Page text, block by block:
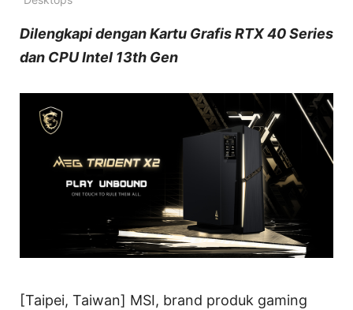
Dilengkapi dengan Kartu Grafis RTX 40 Series
dan CPU Intel 13th Gen
[Taipei, Taiwan] MSI, brand produk gaming